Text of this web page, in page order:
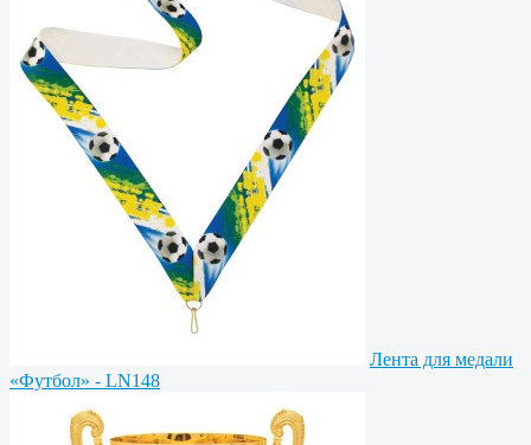
Лента для медали
«Футбол» - LN148